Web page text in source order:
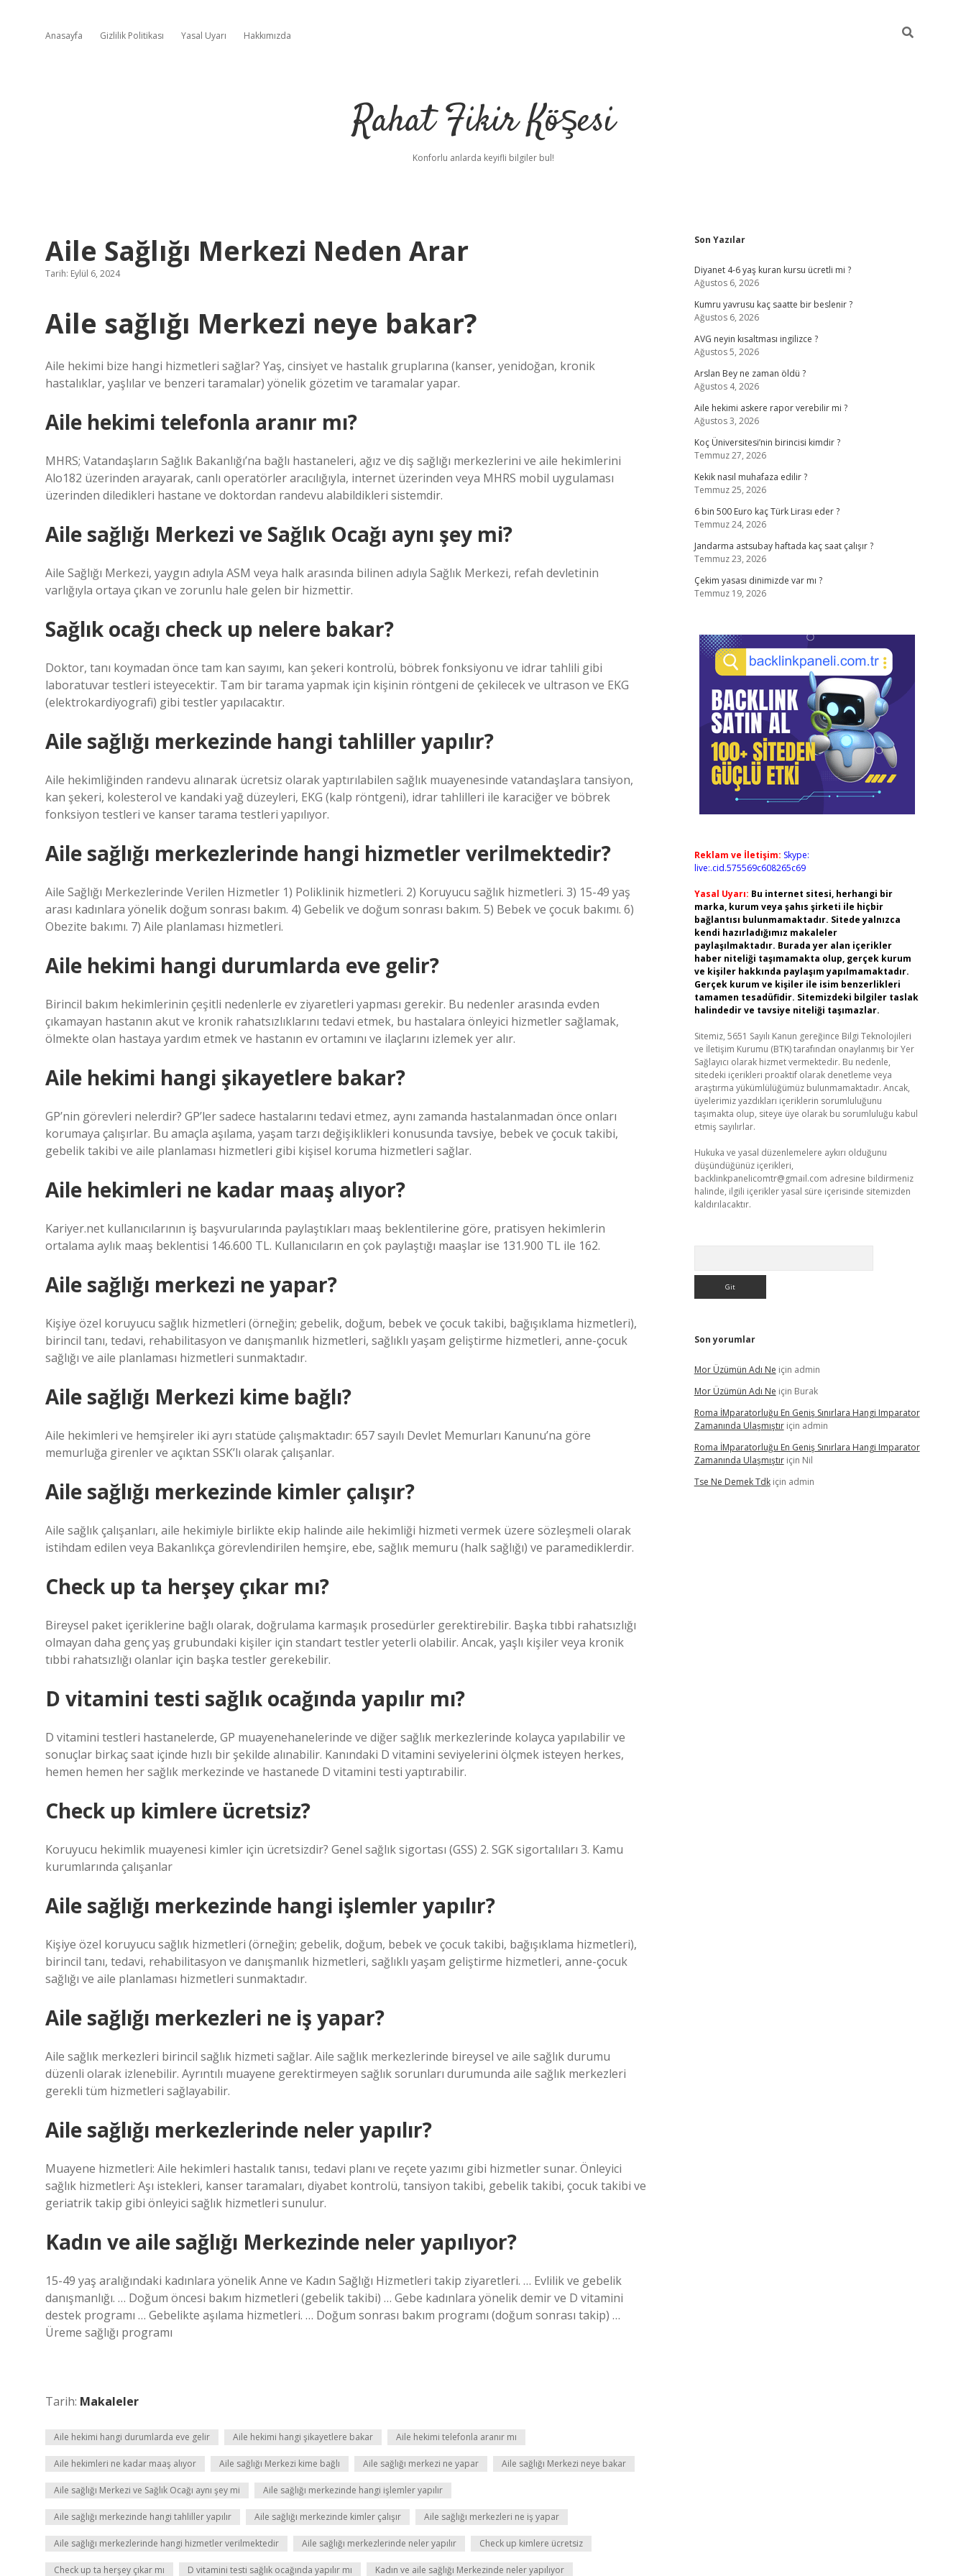
Anasayfa Gizlilik Politikası Yasal Uyarı Hakkımızda
Rahat Fikir Köşesi
Konforlu anlarda keyifli bilgiler bul!
Aile Sağlığı Merkezi Neden Arar
Tarih: Eylül 6, 2024
Aile sağlığı Merkezi neye bakar?
Aile hekimi bize hangi hizmetleri sağlar? Yaş, cinsiyet ve hastalık gruplarına (kanser, yenidoğan, kronik
hastalıklar, yaşlılar ve benzeri taramalar) yönelik gözetim ve taramalar yapar.
Aile hekimi telefonla aranır mı?
MHRS; Vatandaşların Sağlık Bakanlığı’na bağlı hastaneleri, ağız ve diş sağlığı merkezlerini ve aile hekimlerini
Alo182 üzerinden arayarak, canlı operatörler aracılığıyla, internet üzerinden veya MHRS mobil uygulaması
üzerinden diledikleri hastane ve doktordan randevu alabildikleri sistemdir.
Aile sağlığı Merkezi ve Sağlık Ocağı aynı şey mi?
Aile Sağlığı Merkezi, yaygın adıyla ASM veya halk arasında bilinen adıyla Sağlık Merkezi, refah devletinin
varlığıyla ortaya çıkan ve zorunlu hale gelen bir hizmettir.
Sağlık ocağı check up nelere bakar?
Doktor, tanı koymadan önce tam kan sayımı, kan şekeri kontrolü, böbrek fonksiyonu ve idrar tahlili gibi
laboratuvar testleri isteyecektir. Tam bir tarama yapmak için kişinin röntgeni de çekilecek ve ultrason ve EKG
(elektrokardiyografi) gibi testler yapılacaktır.
Aile sağlığı merkezinde hangi tahliller yapılır?
Aile hekimliğinden randevu alınarak ücretsiz olarak yaptırılabilen sağlık muayenesinde vatandaşlara tansiyon,
kan şekeri, kolesterol ve kandaki yağ düzeyleri, EKG (kalp röntgeni), idrar tahlilleri ile karaciğer ve böbrek
fonksiyon testleri ve kanser tarama testleri yapılıyor.
Aile sağlığı merkezlerinde hangi hizmetler verilmektedir?
Aile Sağlığı Merkezlerinde Verilen Hizmetler 1) Poliklinik hizmetleri. 2) Koruyucu sağlık hizmetleri. 3) 15-49 yaş
arası kadınlara yönelik doğum sonrası bakım. 4) Gebelik ve doğum sonrası bakım. 5) Bebek ve çocuk bakımı. 6)
Obezite bakımı. 7) Aile planlaması hizmetleri.
Aile hekimi hangi durumlarda eve gelir?
Birincil bakım hekimlerinin çeşitli nedenlerle ev ziyaretleri yapması gerekir. Bu nedenler arasında evden
çıkamayan hastanın akut ve kronik rahatsızlıklarını tedavi etmek, bu hastalara önleyici hizmetler sağlamak,
ölmekte olan hastaya yardım etmek ve hastanın ev ortamını ve ilaçlarını izlemek yer alır.
Aile hekimi hangi şikayetlere bakar?
GP’nin görevleri nelerdir? GP’ler sadece hastalarını tedavi etmez, aynı zamanda hastalanmadan önce onları
korumaya çalışırlar. Bu amaçla aşılama, yaşam tarzı değişiklikleri konusunda tavsiye, bebek ve çocuk takibi,
gebelik takibi ve aile planlaması hizmetleri gibi kişisel koruma hizmetleri sağlar.
Aile hekimleri ne kadar maaş alıyor?
Kariyer.net kullanıcılarının iş başvurularında paylaştıkları maaş beklentilerine göre, pratisyen hekimlerin
ortalama aylık maaş beklentisi 146.600 TL. Kullanıcıların en çok paylaştığı maaşlar ise 131.900 TL ile 162.
Aile sağlığı merkezi ne yapar?
Kişiye özel koruyucu sağlık hizmetleri (örneğin; gebelik, doğum, bebek ve çocuk takibi, bağışıklama hizmetleri),
birincil tanı, tedavi, rehabilitasyon ve danışmanlık hizmetleri, sağlıklı yaşam geliştirme hizmetleri, anne-çocuk
sağlığı ve aile planlaması hizmetleri sunmaktadır.
Aile sağlığı Merkezi kime bağlı?
Aile hekimleri ve hemşireler iki ayrı statüde çalışmaktadır: 657 sayılı Devlet Memurları Kanunu’na göre
memurluğa girenler ve açıktan SSK’lı olarak çalışanlar.
Aile sağlığı merkezinde kimler çalışır?
Aile sağlık çalışanları, aile hekimiyle birlikte ekip halinde aile hekimliği hizmeti vermek üzere sözleşmeli olarak
istihdam edilen veya Bakanlıkça görevlendirilen hemşire, ebe, sağlık memuru (halk sağlığı) ve paramediklerdir.
Check up ta herşey çıkar mı?
Bireysel paket içeriklerine bağlı olarak, doğrulama karmaşık prosedürler gerektirebilir. Başka tıbbi rahatsızlığı
olmayan daha genç yaş grubundaki kişiler için standart testler yeterli olabilir. Ancak, yaşlı kişiler veya kronik
tıbbi rahatsızlığı olanlar için başka testler gerekebilir.
D vitamini testi sağlık ocağında yapılır mı?
D vitamini testleri hastanelerde, GP muayenehanelerinde ve diğer sağlık merkezlerinde kolayca yapılabilir ve
sonuçlar birkaç saat içinde hızlı bir şekilde alınabilir. Kanındaki D vitamini seviyelerini ölçmek isteyen herkes,
hemen hemen her sağlık merkezinde ve hastanede D vitamini testi yaptırabilir.
Check up kimlere ücretsiz?
Koruyucu hekimlik muayenesi kimler için ücretsizdir? Genel sağlık sigortası (GSS) 2. SGK sigortalıları 3. Kamu
kurumlarında çalışanlar
Aile sağlığı merkezinde hangi işlemler yapılır?
Kişiye özel koruyucu sağlık hizmetleri (örneğin; gebelik, doğum, bebek ve çocuk takibi, bağışıklama hizmetleri),
birincil tanı, tedavi, rehabilitasyon ve danışmanlık hizmetleri, sağlıklı yaşam geliştirme hizmetleri, anne-çocuk
sağlığı ve aile planlaması hizmetleri sunmaktadır.
Aile sağlığı merkezleri ne iş yapar?
Aile sağlık merkezleri birincil sağlık hizmeti sağlar. Aile sağlık merkezlerinde bireysel ve aile sağlık durumu
düzenli olarak izlenebilir. Ayrıntılı muayene gerektirmeyen sağlık sorunları durumunda aile sağlık merkezleri
gerekli tüm hizmetleri sağlayabilir.
Aile sağlığı merkezlerinde neler yapılır?
Muayene hizmetleri: Aile hekimleri hastalık tanısı, tedavi planı ve reçete yazımı gibi hizmetler sunar. Önleyici
sağlık hizmetleri: Aşı istekleri, kanser taramaları, diyabet kontrolü, tansiyon takibi, gebelik takibi, çocuk takibi ve
geriatrik takip gibi önleyici sağlık hizmetleri sunulur.
Kadın ve aile sağlığı Merkezinde neler yapılıyor?
15-49 yaş aralığındaki kadınlara yönelik Anne ve Kadın Sağlığı Hizmetleri takip ziyaretleri. … Evlilik ve gebelik
danışmanlığı. … Doğum öncesi bakım hizmetleri (gebelik takibi) … Gebe kadınlara yönelik demir ve D vitamini
destek programı … Gebelikte aşılama hizmetleri. … Doğum sonrası bakım programı (doğum sonrası takip) …
Üreme sağlığı programı
Tarih: Makaleler
Aile hekimi hangi durumlarda eve gelir Aile hekimi hangi şikayetlere bakar Aile hekimi telefonla aranır mı
Aile hekimleri ne kadar maaş alıyor Aile sağlığı Merkezi kime bağlı Aile sağlığı merkezi ne yapar Aile sağlığı Merkezi neye bakar
Aile sağlığı Merkezi ve Sağlık Ocağı aynı şey mi Aile sağlığı merkezinde hangi işlemler yapılır
Aile sağlığı merkezinde hangi tahliller yapılır Aile sağlığı merkezinde kimler çalışır Aile sağlığı merkezleri ne iş yapar
Aile sağlığı merkezlerinde hangi hizmetler verilmektedir Aile sağlığı merkezlerinde neler yapılır Check up kimlere ücretsiz
Check up ta herşey çıkar mı D vitamini testi sağlık ocağında yapılır mı Kadın ve aile sağlığı Merkezinde neler yapılıyor
Sidebar
Son Yazılar
Diyanet 4-6 yaş kuran kursu ücretli mi ?
Ağustos 6, 2026
Kumru yavrusu kaç saatte bir beslenir ?
Ağustos 6, 2026
AVG neyin kısaltması ingilizce ?
Ağustos 5, 2026
Arslan Bey ne zaman öldü ?
Ağustos 4, 2026
Aile hekimi askere rapor verebilir mi ?
Ağustos 3, 2026
Koç Üniversitesi’nin birincisi kimdir ?
Temmuz 27, 2026
Kekik nasıl muhafaza edilir ?
Temmuz 25, 2026
6 bin 500 Euro kaç Türk Lirası eder ?
Temmuz 24, 2026
Jandarma astsubay haftada kaç saat çalışır ?
Temmuz 23, 2026
Çekim yasası dinimizde var mı ?
Temmuz 19, 2026
Reklam ve İletişim: Skype:
live:.cid.575569c608265c69
Yasal Uyarı: Bu internet sitesi, herhangi bir
marka, kurum veya şahıs şirketi ile hiçbir
bağlantısı bulunmamaktadır. Sitede yalnızca
kendi hazırladığımız makaleler
paylaşılmaktadır. Burada yer alan içerikler
haber niteliği taşımamakta olup, gerçek kurum
ve kişiler hakkında paylaşım yapılmamaktadır.
Gerçek kurum ve kişiler ile isim benzerlikleri
tamamen tesadüfidir. Sitemizdeki bilgiler taslak
halindedir ve tavsiye niteliği taşımazlar.
Sitemiz, 5651 Sayılı Kanun gereğince Bilgi Teknolojileri
ve İletişim Kurumu (BTK) tarafından onaylanmış bir Yer
Sağlayıcı olarak hizmet vermektedir. Bu nedenle,
sitedeki içerikleri proaktif olarak denetleme veya
araştırma yükümlülüğümüz bulunmamaktadır. Ancak,
üyelerimiz yazdıkları içeriklerin sorumluluğunu
taşımakta olup, siteye üye olarak bu sorumluluğu kabul
etmiş sayılırlar.
Hukuka ve yasal düzenlemelere aykırı olduğunu
düşündüğünüz içerikleri,
backlinkpanelicomtr@gmail.com adresine bildirmeniz
halinde, ilgili içerikler yasal süre içerisinde sitemizden
kaldırılacaktır.
Son yorumlar
Mor Üzümün Adı Ne için admin
Mor Üzümün Adı Ne için Burak
Roma İMparatorluğu En Geniş Sınırlara Hangi Imparator
Zamanında Ulaşmıştıriçin admin
Roma İMparatorluğu En Geniş Sınırlara Hangi Imparator
Zamanında Ulaşmıştıriçin Nil
Tse Ne Demek Tdkiçin admin
ilbet yeni giriş